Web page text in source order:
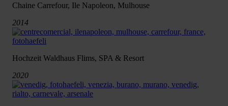
Chaine Carrefour, Ile Napoleon, Mulhouse
2014
Hochzeit Waldhaus Flims, SPA & Resort
2020